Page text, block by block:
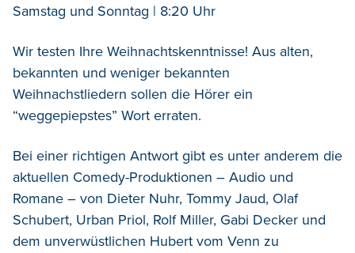
Samstag und Sonntag | 8:20 Uhr
Wir testen Ihre Weihnachtskenntnisse! Aus alten,
bekannten und weniger bekannten
Weihnachstliedern sollen die Hörer ein
“weggepiepstes” Wort erraten.
Bei einer richtigen Antwort gibt es unter anderem die
aktuellen Comedy-Produktionen – Audio und
Romane – von Dieter Nuhr, Tommy Jaud, Olaf
Schubert, Urban Priol, Rolf Miller, Gabi Decker und
dem unverwüstlichen Hubert vom Venn zu